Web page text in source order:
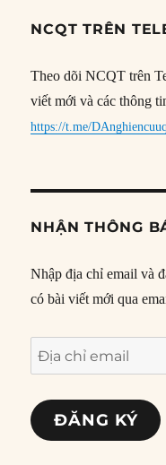
NCQT TRÊN
Theo dõi NCQT trên
viết mới và các thông
https://t.me/
NHẬN THÔNG
Nhập địa chỉ email và
có bài viết mới qua
Địa
chỉ
email
ĐĂNG KÝ